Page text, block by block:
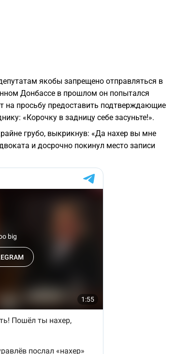
якобы запрещено отправляться в
Донбассе в прошлом он попытался
на просьбу предоставить подтверждающие
«Корочку в задницу себе засуньте!».
грубо, выкрикнув: «Да нахер вы мне
и досрочно покинул место записи